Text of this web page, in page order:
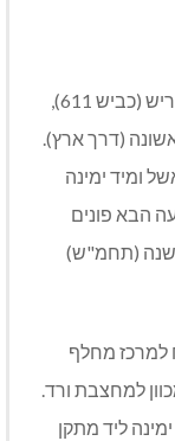
נקודת מוצא מחריש: נוסעים ממערב לכיוון חריש (כביש 611),
הראשונה (דרך ארץ).
ומיד ימינה
הבא פונים
(תחמ"ש)
כ-800 מ' ממזרח למרכז מחלף
המכוון למחצבת ורד.
ליד מתקן